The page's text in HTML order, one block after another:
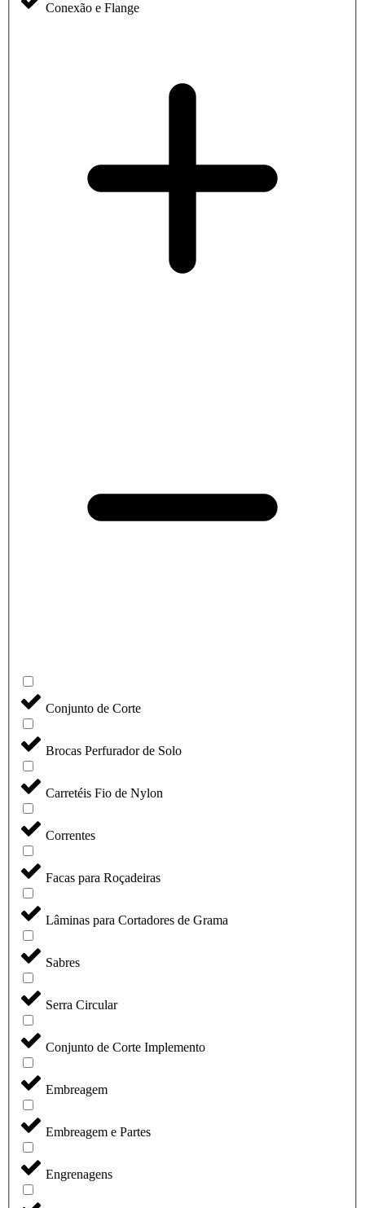
Conexão e Flange
Conjunto de Corte
Brocas Perfurador de Solo
Carretéis Fio de Nylon
Correntes
Facas para Roçadeiras
Lâminas para Cortadores de Grama
Sabres
Serra Circular
Conjunto de Corte Implemento
Embreagem
Embreagem e Partes
Engrenagens